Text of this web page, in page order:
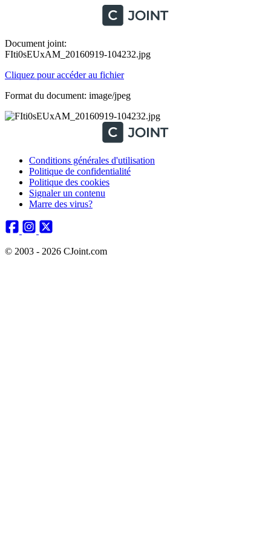
Document joint:
FIti0sEUxAM_20160919-104232.jpg
Cliquez pour accéder au fichier
Format du document: image/jpeg
Conditions générales d'utilisation
Politique de confidentialité
Politique des cookies
Signaler un contenu
Marre des virus?
© 2003 - 2026 CJoint.com